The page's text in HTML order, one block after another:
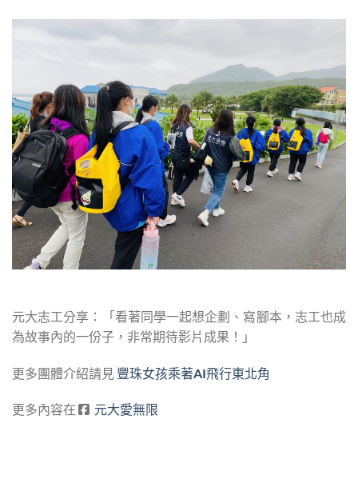
元大志工分享：「看著同學一起想企劃、寫腳本，志工也成
為故事內的一份子，非常期待影片成果！」
更多團體介紹請見 豐珠女孩乘著AI飛行東北角
更多內容在 元大愛無限